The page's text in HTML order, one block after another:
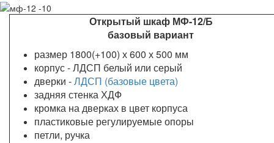
Открытый шкаф МФ-12/Б
базовый вариант
размер 1800(+100) х 600 х 500 мм
корпус - ЛДСП белый или серый
дверки -ЛДСП (базовые цвета)
задняя стенка ХДФ
кромка на дверках в цвет корпуса
пластиковые регулируемые опоры
петли, ручка